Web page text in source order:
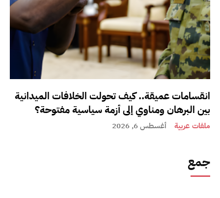
انقسامات عميقة.. كيف تحولت الخلافات الميدانية
بين البرهان ومناوي إلى أزمة سياسية مفتوحة؟
ملفات عربية أغسطس 6, 2026
جمع